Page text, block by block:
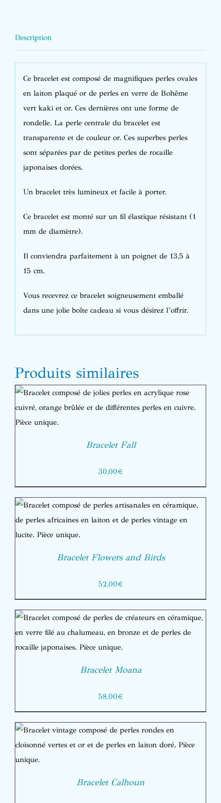
Description
Ce bracelet est composé de magnifiques perles ovales
en laiton plaqué or de perles en verre de Bohême
vert kaki et or. Ces dernières ont une forme de
rondelle. La perle centrale du bracelet est
transparente et de couleur or. Ces superbes perles
sont séparées par de petites perles de rocaille
japonaises dorées.
Un bracelet très lumineux et facile à porter.
Ce bracelet est monté sur un fil élastique résistant (1
mm de diamètre).
Il conviendra parfaitement à un poignet de 13,5 à
15 cm.
Vous recevrez ce bracelet soigneusement emballé
dans une jolie boîte cadeau si vous désirez l’offrir.
Produits similaires
Bracelet Fall
30,00€
Bracelet Flowers and Birds
52,00€
Bracelet Moana
58,00€
Bracelet Calhoun